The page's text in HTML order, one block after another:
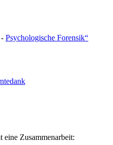
Psychologische Forensik“
eine Zusammenarbeit: